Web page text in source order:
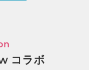
コラボ